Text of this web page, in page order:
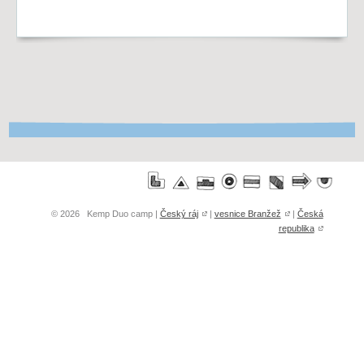
© 2026 Kemp Duo camp | Český ráj | vesnice Branžež | Česká
republika